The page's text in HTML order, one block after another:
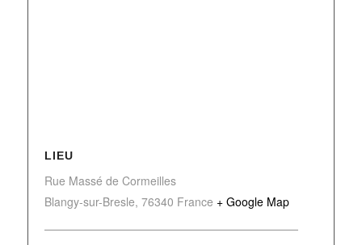
LIEU
Rue Massé de Cormeilles
Blangy-sur-Bresle, 76340 France + Google Map